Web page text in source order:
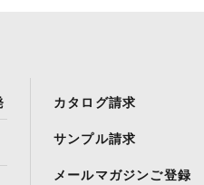
カタログ請求
サンプル請求
メールマガジンご登録